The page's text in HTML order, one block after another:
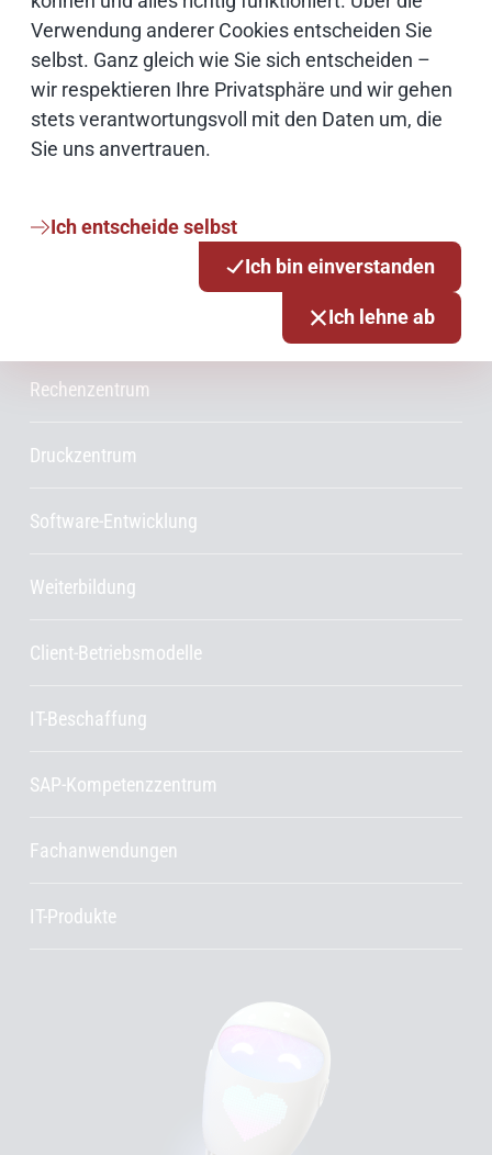
Verwendung anderer Cookies entscheiden Sie
selbst. Ganz gleich wie Sie sich entscheiden –
wir respektieren Ihre Privatsphäre und wir gehen
stets verantwortungsvoll mit den Daten um, die
Sie uns anvertrauen.
Ich entscheide selbst
Ich bin einverstanden
Ich lehne ab
Netze
Services & Produkte
Rechenzentrum
Druckzentrum
Software-Entwicklung
Weiterbildung
Client-Betriebsmodelle
IT-Beschaffung
SAP-Kompetenzzentrum
Fachanwendungen
IT-Produkte